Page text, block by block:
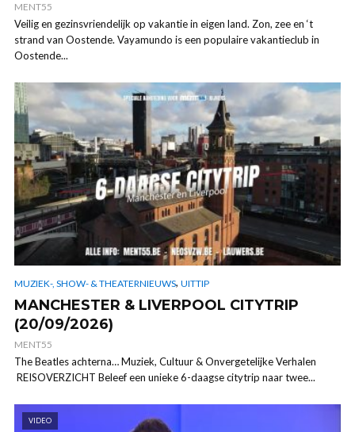
MENT55
Veilig en gezinsvriendelijk op vakantie in eigen land. Zon, zee en ‘t
strand van Oostende. Vayamundo is een populaire vakantieclub in
Oostende...
MUZIEK-, SHOW- & THEATERNIEUWS, UITTIP
MANCHESTER & LIVERPOOL CITYTRIP
(20/09/2026)
MENT55
The Beatles achterna… Muziek, Cultuur & Onvergetelijke Verhalen
REISOVERZICHT Beleef een unieke 6-daagse citytrip naar twee...
VIDEO